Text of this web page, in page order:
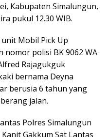
Kabupaten Simalungun,
pukul 12.30 WIB.
Mobil Pick Up
nomor polisi BK 9062 WA
Rajagukguk
bernama Deyna
berusia 6 tahun yang
jalan.
Polres Simalungun
Gakkum Sat Lantas